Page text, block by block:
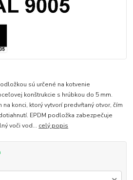
sú určené na kotvenie
konštrukcie s hrúbkou do 5 mm.
na konci, ktorý vytvorí predvŕtaný otvor, čím
EPDM podložka zabezpečuje
voči vod... celý popis